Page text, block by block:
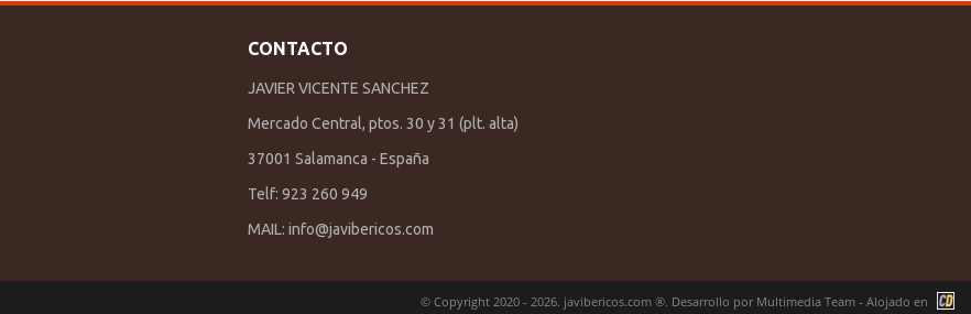
CONTACTO
JAVIER VICENTE SANCHEZ
Mercado Central, ptos. 30 y 31 (plt. alta)
37001 Salamanca - España
Telf: 923 260 949
MAIL: info@javibericos.com
© Copyright 2020 - 2026. javibericos.com ®. Desarrollo por Multimedia Team - Alojado en